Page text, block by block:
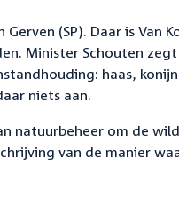
(SP). Daar is Van
Minister Schouten
haas,
niets aan.
natuurbeheer om de
van de manier